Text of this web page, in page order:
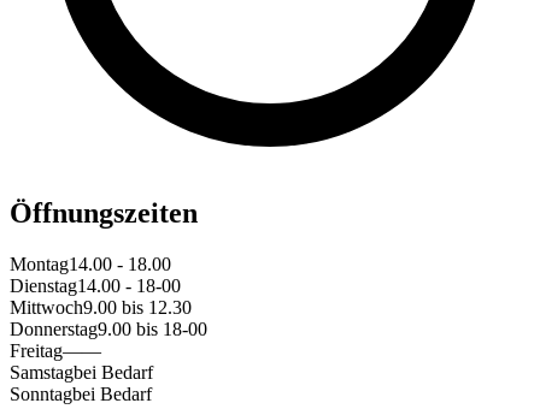
Öffnungszeiten
Montag14.00 - 18.00
Dienstag14.00 - 18-00
Mittwoch9.00 bis 12.30
Donnerstag9.00 bis 18-00
Freitag——
Samstagbei Bedarf
Sonntagbei Bedarf